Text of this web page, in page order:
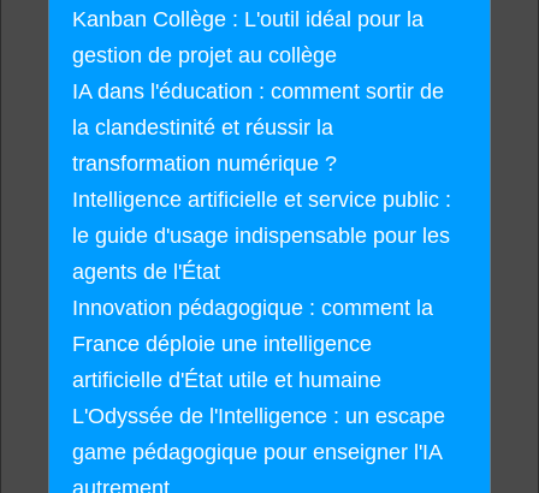
Kanban Collège : L'outil idéal pour la
gestion de projet au collège
IA dans l'éducation : comment sortir de
la clandestinité et réussir la
transformation numérique ?
Intelligence artificielle et service public :
le guide d'usage indispensable pour les
agents de l'État
Innovation pédagogique : comment la
France déploie une intelligence
artificielle d'État utile et humaine
L'Odyssée de l'Intelligence : un escape
game pédagogique pour enseigner l'IA
autrement